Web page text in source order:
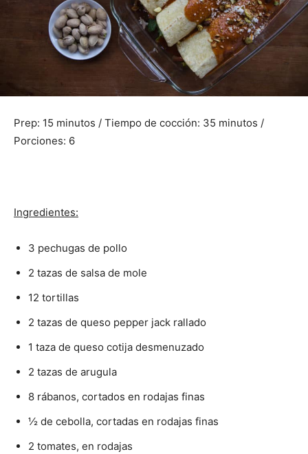
Prep: 15 minutos / Tiempo de cocción: 35 minutos /
Porciones: 6
Ingredientes:
3 pechugas de pollo
2 tazas de salsa de mole
12 tortillas
2 tazas de queso pepper jack rallado
1 taza de queso cotija desmenuzado
2 tazas de arugula
8 rábanos, cortados en rodajas finas
½ de cebolla, cortadas en rodajas finas
2 tomates, en rodajas